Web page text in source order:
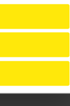
podstawowy
zaawansowany